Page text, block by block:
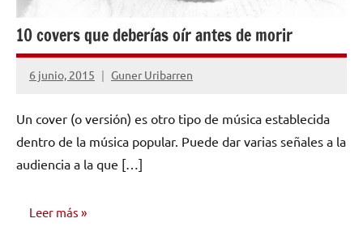
10 covers que deberías oír antes de morir
6 junio, 2015 Guner Uribarren
No
comentarios
Un cover (o versión) es otro tipo de música establecida
dentro de la música popular. Puede dar varias señales a la
audiencia a la que […]
Leer más